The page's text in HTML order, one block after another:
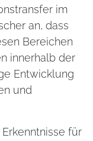
im
an, dass
Bereichen
innerhalb der
Entwicklung
und
für